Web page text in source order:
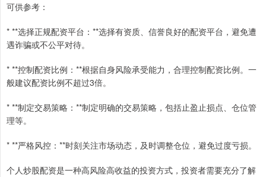
可供参考：
* **选择正规配资平台：**选择有资质、信誉良好的配资平台，避免遭
遇诈骗或不公平对待。
* **控制配资比例：**根据自身风险承受能力，合理控制配资比例。一
般建议配资比例不超过3倍。
* **制定交易策略：**制定明确的交易策略，包括止盈止损点、仓位管
理等。
* **严格风控：**时刻关注市场动态，及时调整仓位，避免过度亏损。
个人炒股配资是一种高风险高收益的投资方式，投资者需要充分了解